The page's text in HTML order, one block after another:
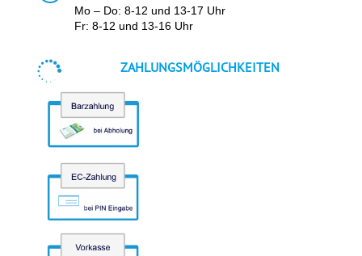
Mo – Do: 8-12 und 13-17 Uhr
Fr: 8-12 und 13-16 Uhr
 ZAHLUNGSMÖGLICHKEITEN